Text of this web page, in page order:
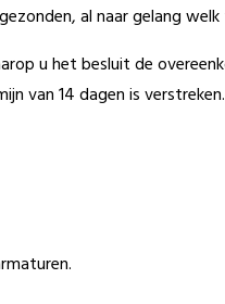
al naar gelang
u het besluit de
14 dagen is